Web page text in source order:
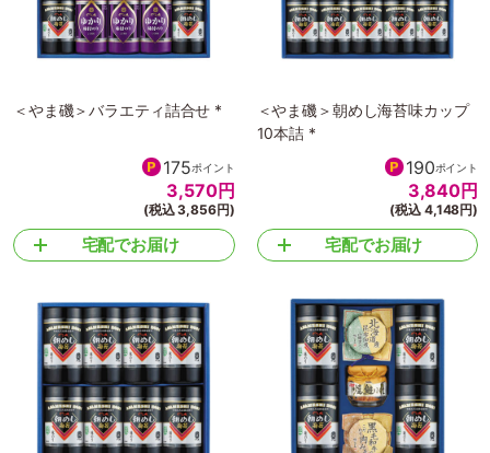
＜やま磯＞バラエティ詰合せ *
175ポイント
3,570円
(税込 3,856円)
宅配でお届け
＜やま磯＞朝めし海苔味カップ
10本詰 *
190ポイント
3,840円
(税込 4,148円)
宅配でお届け